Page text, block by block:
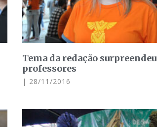
Tema da redação surpreendeu
professores
28/11/2016